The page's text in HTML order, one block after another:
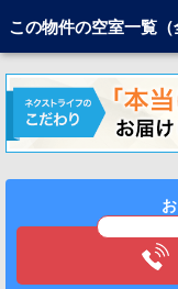
この物件の空室一覧（